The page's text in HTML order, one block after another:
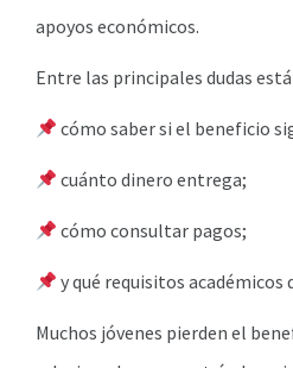
apoyos económicos.
Entre las principales dudas
cómo saber si el beneficio
cuánto dinero entrega;
cómo consultar pagos;
y qué requisitos académicos
Muchos jóvenes pierden el